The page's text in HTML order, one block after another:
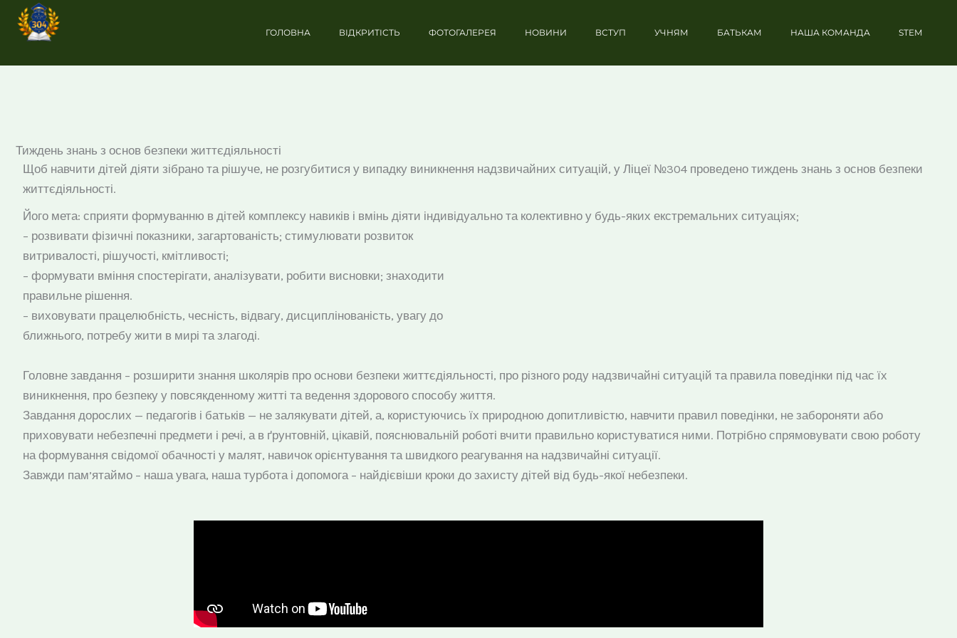
Перейти
ГОЛОВНА ВІДКРИТІСТЬ ФОТОГАЛЕРЕЯ НОВИНИ ВСТУП УЧНЯМ БАТЬКАМ НАША КОМАНДА STEM
Тиждень знань з основ безпеки життєдіяльності
Щоб навчити дітей діяти зібрано та рішуче, не розгубитися у випадку виникнення надзвичайних ситуацій, у Ліцеї №304 проведено тиждень знань з основ безпеки
життєдіяльності.
Його мета: сприяти формуванню в дітей комплексу навиків і вмінь діяти індивідуально та колективно у будь-яких екстремальних ситуаціях;
– розвивати фізичні показники, загартованість; стимулювати розвиток
витривалості, рішучості, кмітливості;
– формувати вміння спостерігати, аналізувати, робити висновки; знаходити
правильне рішення.
– виховувати працелюбність, чесність, відвагу, дисциплінованість, увагу до
ближнього, потребу жити в мирі та злагоді.
Головне завдання – розширити знання школярів про основи безпеки життєдіяльності, про різного роду надзвичайні ситуацій та правила поведінки під час їх
виникнення, про безпеку у повсякденному житті та ведення здорового способу життя.
Завдання дорослих — педагогів і батьків — не залякувати дітей, а, користуючись їх природною допитливістю, навчити правил поведінки, не забороняти або
приховувати небезпечні предмети і речі, а в ґрунтовній, цікавій, пояснювальній роботі вчити правильно користуватися ними. Потрібно спрямовувати свою роботу
на формування свідомої обачності у малят, навичок орієнтування та швидкого реагування на надзвичайні ситуації.
Завжди пам’ятаймо – наша увага, наша турбота і допомога – найдієвіши кроки до захисту дітей від будь-якої небезпеки.